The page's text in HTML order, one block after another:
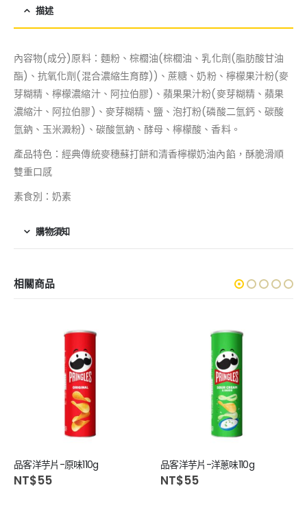
描述
內容物(成分)原料：麵粉、棕櫚油(棕櫚油、乳化劑(脂肪酸甘油
酯)、抗氧化劑(混合濃縮生育醇))、蔗糖、奶粉、檸檬果汁粉(麥
芽糊精、檸檬濃縮汁、阿拉伯膠)、蘋果果汁粉(麥芽糊精、蘋果
濃縮汁、阿拉伯膠)、麥芽糊精、鹽、泡打粉(磷酸二氫鈣、碳酸
氫鈉、玉米澱粉)、碳酸氫鈉、酵母、檸檬酸、香料。
產品特色：經典傳統麥穗蘇打餅和清香檸檬奶油內餡，酥脆滑順
雙重口感
素食別：奶素
購物須知
相關商品
品客洋芋片-原味110g
NT$55
品客洋芋片-洋蔥味110g
NT$55